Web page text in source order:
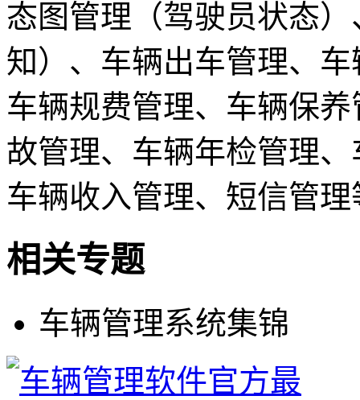
态图管理（驾驶员状态
知）、车辆出车管理、
车辆规费管理、车辆保
故管理、车辆年检管理
车辆收入管理、短信管理
相关专题
车辆管理系统集锦